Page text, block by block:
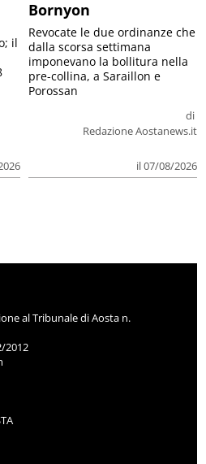
il
Bornyon
di
Redazione Aostanews.it
il 07/08/2026
Revocate le due ordinanze che
dalla scorsa settimana
imponevano la bollitura nella
pre-collina, a Saraillon e
Porossan
al Tribunale di Aosta n.
2012